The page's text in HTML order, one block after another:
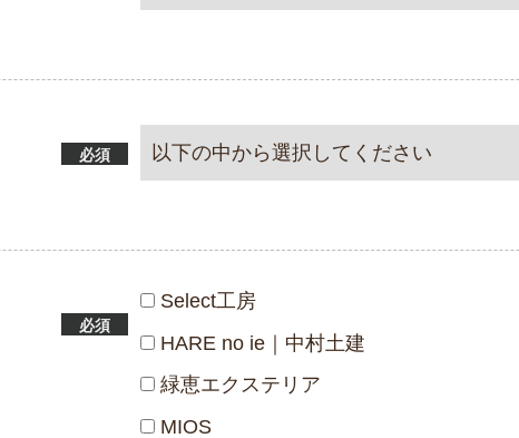
必須
必須
Select工房
HARE no ie｜中村土建
緑恵エクステリア
MIOS